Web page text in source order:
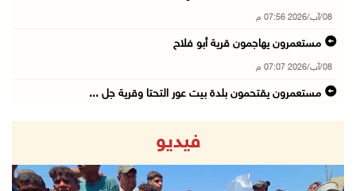
08/آب/2026 07:56 م
مستعمرون يهاجمون قرية أبو فلاح
08/آب/2026 07:07 م
مستعمرون يقتحمون بلدة بيت عور التحتا وقرية جل ...
فلسطين تدين الهجوم على ناقلة إماراتية في مضيق ...
08/آب/2026 06:25 م
فيديو